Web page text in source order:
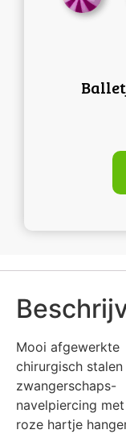
Mooi afgewerkte
chirurgisch stalen
zwangerschaps-
navelpiercing
roze hartje